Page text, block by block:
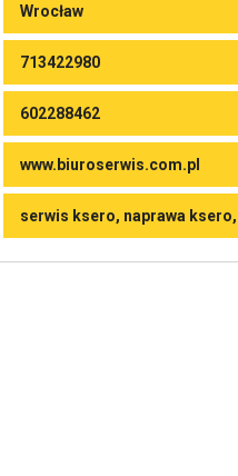
Wrocław
713422980
602288462
www.biuroserwis.com.pl
serwis ksero, naprawa